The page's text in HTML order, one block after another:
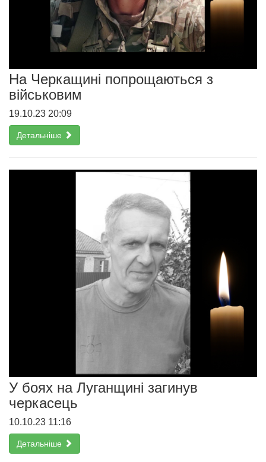
На Черкащині попрощаються з
військовим
19.10.23 20:09
Детальніше
У боях на Луганщині загинув
черкасець
10.10.23 11:16
Детальніше